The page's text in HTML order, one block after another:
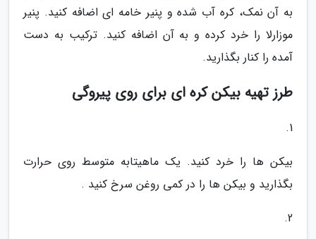
به آن نمک، کره آب شده و پنیر خامه ای اضافه کنید. پنیر
موزارلا را خرد کرده و به آن اضافه کنید. ترکیب به دست
آمده را کنار بگذارید.
طرز تهیه بیکن کره ای برای روی پیروگی
1.
بیکن ها را خرد کنید. یک ماهیتابه متوسط روی حرارت
بگذارید و بیکن ها را در کمی روغن سرخ کنید .
2.